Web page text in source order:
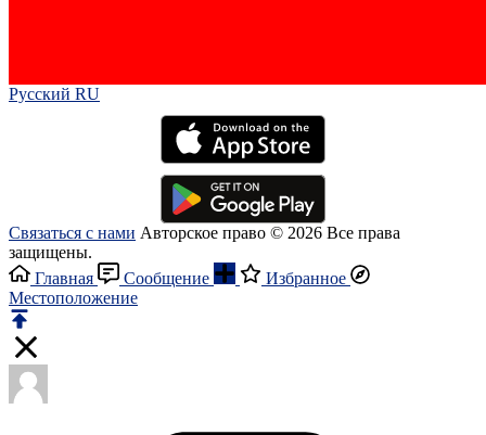
Русский RU‎
Связаться с нами Авторское право © 2026 Все права
защищены.
Главная
Сообщение
Избранное
Местоположение